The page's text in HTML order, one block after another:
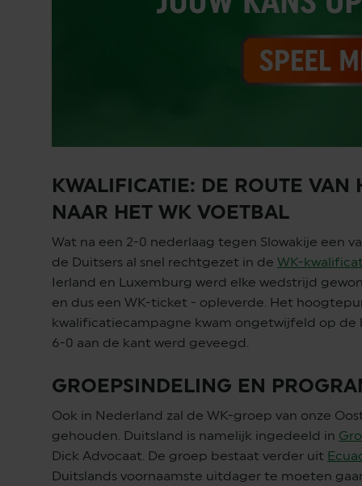
KWALIFICATIE: DE ROUTE VAN
NAAR HET WK VOETBAL
Wat na een 2-0 nederlaag tegen Slowakije een
de Duitsers al snel rechtgezet in de WK-
Ierland en Luxemburg werd elke wedstrijd
en dus een WK-ticket - opleverde. Het
kwalificatiecampagne kwam ongetwijfeld op de
6-0 aan de kant werd geveegd.
GROEPSINDELING EN
Ook in Nederland zal de WK-groep van onze
gehouden. Duitsland is namelijk ingedeeld in
Dick Advocaat. De groep bestaat verder uit
Duitslands voornaamste uitdager te moeten